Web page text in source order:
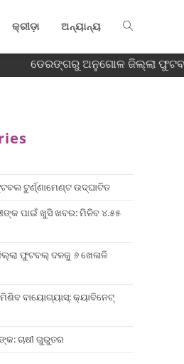
କ୍ରୀଡ଼ା ଅନ୍ୟାନ୍ୟ
ଡେରଙ୍ଗରୁ ଅନୁଗୋଳ ଜିଲ୍ଲା
ଟୁର୍ଣ୍ଣାମେଣ୍ଟ ଉଦ୍ଘାଟିତ
ପାଇଁ ଖୁସି ଖବର: ମିଳିବ ୪.୫୫
ଫୁଟବଲ୍ ଦଳକୁ ୬ ଖେଳାଳି
ବାୟୋଗ୍ୟାସ୍: କ୍ୟାବିନେଟ୍
ଚାଷୀ ଗୁରୁତର